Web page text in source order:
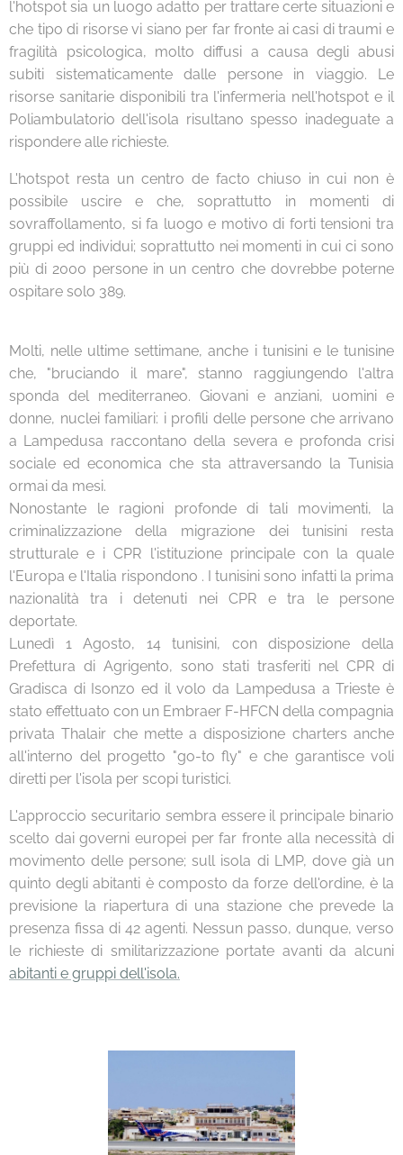
l'hotspot sia un luogo adatto per trattare certe situazioni e
che tipo di risorse vi siano per far fronte ai casi di traumi e
fragilità psicologica, molto diffusi a causa degli abusi
subiti sistematicamente dalle persone in viaggio. Le
risorse sanitarie disponibili tra l'infermeria nell'hotspot e il
Poliambulatorio dell'isola risultano spesso inadeguate a
rispondere alle richieste.
L'hotspot resta un centro de facto chiuso in cui non è
possibile uscire e che, soprattutto in momenti di
sovraffollamento, si fa luogo e motivo di forti tensioni tra
gruppi ed individui; soprattutto nei momenti in cui ci sono
più di 2000 persone in un centro che dovrebbe poterne
ospitare solo 389.
Molti, nelle ultime settimane, anche i tunisini e le tunisine
che, "bruciando il mare", stanno raggiungendo l'altra
sponda del mediterraneo. Giovani e anziani, uomini e
donne, nuclei familiari: i profili delle persone che arrivano
a Lampedusa raccontano della severa e profonda crisi
sociale ed economica che sta attraversando la Tunisia
ormai da mesi.
Nonostante le ragioni profonde di tali movimenti, la
criminalizzazione della migrazione dei tunisini resta
strutturale e i CPR l'istituzione principale con la quale
l'Europa e l'Italia rispondono . I tunisini sono infatti la prima
nazionalità tra i detenuti nei CPR e tra le persone
deportate.
Lunedì 1 Agosto, 14 tunisini, con disposizione della
Prefettura di Agrigento, sono stati trasferiti nel CPR di
Gradisca di Isonzo ed il volo da Lampedusa a Trieste è
stato effettuato con un Embraer F-HFCN della compagnia
privata Thalair che mette a disposizione charters anche
all'interno del progetto "go-to fly" e che garantisce voli
diretti per l'isola per scopi turistici.
L'approccio securitario sembra essere il principale binario
scelto dai governi europei per far fronte alla necessità di
movimento delle persone; sull isola di LMP, dove già un
quinto degli abitanti è composto da forze dell'ordine, è la
previsione la riapertura di una stazione che prevede la
presenza fissa di 42 agenti. Nessun passo, dunque, verso
le richieste di smilitarizzazione portate avanti da alcuni
abitanti e gruppi dell'isola.